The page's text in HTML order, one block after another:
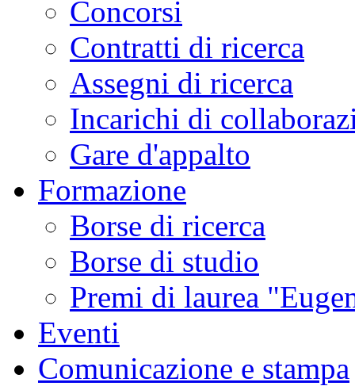
Concorsi
Contratti di ricerca
Assegni di ricerca
Incarichi di
Gare d'appalto
Formazione
Borse di ricerca
Borse di studio
Premi di laurea
Eventi
Comunicazione e stampa